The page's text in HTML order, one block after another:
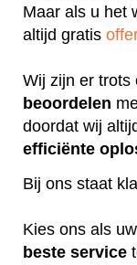
Maar als u het
altijd gratis
Wij zijn er trots
beoordelen
doordat wij
efficiënte
Bij ons staat
Kies ons als uw
beste service